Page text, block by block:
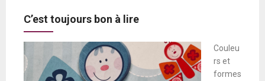
C’est toujours bon à lire
Couleu
rs et
formes